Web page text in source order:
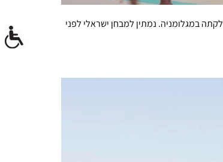
המחליף של טאנג והיורש של האן מקבלים בסין את הקידומת Great, וכשמערכת הסיוע לנהג שלהם נקראת "עין האלוהים" קשה שלא לחשוד שגם BYD לקתה במגלומניה. נמתין למבחן ישראלי לפני